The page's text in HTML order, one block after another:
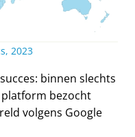
2023
binnen slechts
platform bezocht
volgens Google